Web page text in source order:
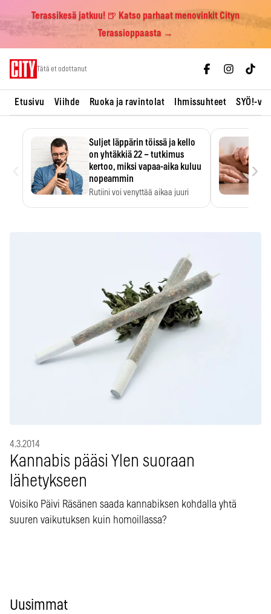
Terassikesä jatkuu! 🍺 Katso parhaat menovinkit Cityn
Terassioppaasta →
Tätä et odottanut
Etusivu Viihde Ruoka ja ravintolat Ihmissuhteet SYÖ!-
Suljet läppärin töissä ja kello
on yhtäkkiä 22 – tutkimus
kertoo, miksi vapaa-aika kuluu
nopeammin
Rutiini voi venyttää aikaa juuri
›
4.3.2014
Kannabis pääsi Ylen suoraan
lähetykseen
Voisiko Päivi Räsänen saada kannabiksen kohdalla yhtä
suuren vaikutuksen kuin homoillassa?
Uusimmat